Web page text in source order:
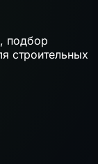
подбор
строительных